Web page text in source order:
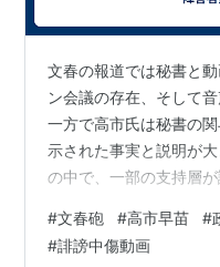
文春の報道では秘書と
ン会議の存在、そして
一方で高市氏は秘書の
示された事実と説明が
の中で、一部の支持層
なく、政治心理学で説
知的不協和 支持してき
#文春砲 #高市早苗 #
#誹謗中傷動画